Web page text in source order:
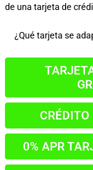
de una tarjeta de
¿Qué tarjeta se
0% APR